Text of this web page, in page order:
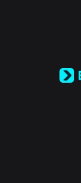
Español (Latinoamérica)